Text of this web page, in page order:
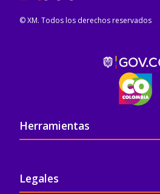
© XM. Todos los derechos reservados
Pie de página
Herramientas
Legales